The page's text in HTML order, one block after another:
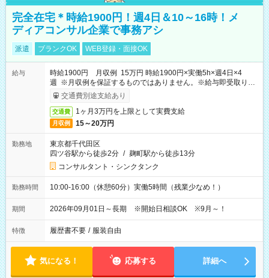
完全在宅＊時給1900円！週4日＆10～16時！メ
ディアコンサル企業で事務アシ
派遣 ブランクOK WEB登録・面接OK
給与
時給1900円 月収例 15万円 時給1900円×実働5h×週4日×4
週 ※月収例を保証するものではありません。※給与即受取りサ
ービス利用可（利用条件有）
交通費別途支給あり
交通費 1ヶ月3万円を上限として実費支給
月収例 15～20万円
勤務地
東京都千代田区
四ツ谷駅から徒歩2分 / 麹町駅から徒歩13分
コンサルタント・シンクタンク
勤務時間 10:00-16:00（休憩60分）実働5時間（残業少なめ！）
期間 2026年09月01日～長期 ※開始日相談OK ※9月～！
特徴 履歴書不要 / 服装自由
気になる！ 応募する 詳細へ